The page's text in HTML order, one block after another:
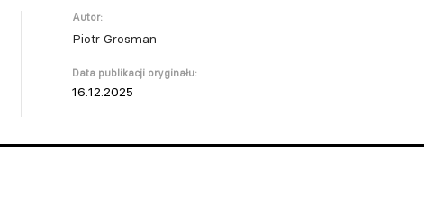
Autor:
Piotr Grosman
Data publikacji oryginału:
16.12.2025